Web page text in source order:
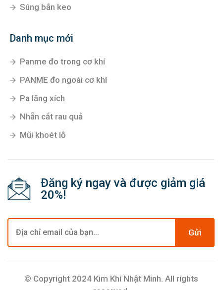
Súng bắn keo
Danh mục mới
Panme đo trong cơ khí
PANME đo ngoài cơ khí
Pa lăng xích
Nhẵn cắt rau quả
Mũi khoét lỗ
Đăng ký ngay và được giảm giá
20%!
Gửi
© Copyright 2024 Kim Khí Nhật Minh. All rights